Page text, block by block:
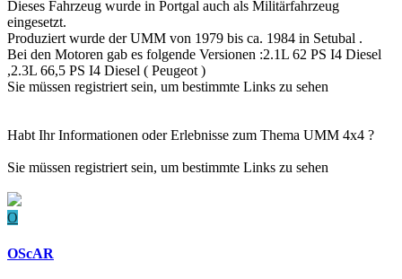
Dieses Fahrzeug wurde in Portgal auch als Militärfahrzeug
eingesetzt.
Produziert wurde der UMM von 1979 bis ca. 1984 in Setubal .
Bei den Motoren gab es folgende Versionen :2.1L 62 PS I4 Diesel
,2.3L 66,5 PS I4 Diesel ( Peugeot )
Sie müssen registriert sein, um bestimmte Links zu sehen
Habt Ihr Informationen oder Erlebnisse zum Thema UMM 4x4 ?
Sie müssen registriert sein, um bestimmte Links zu sehen
O
OScAR